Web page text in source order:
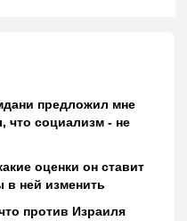
предложил мне
что социализм - не
оценки он ставит
в ней изменить
против Израиля